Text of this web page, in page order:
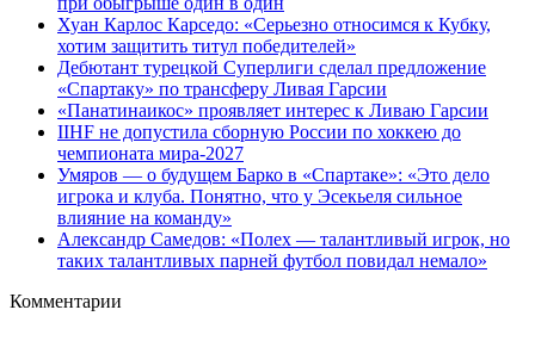
Хуан Карлос Карседо: «Серьезно относимся к Кубку,
хотим защитить титул победителей»
Дебютант турецкой Суперлиги сделал предложение
«Спартаку» по трансферу Ливая Гарсии
«Панатинаикос» проявляет интерес к Ливаю Гарсии
IIHF не допустила сборную России по хоккею до
чемпионата мира‑2027
Умяров — о будущем Барко в «Спартаке»: «Это дело
игрока и клуба. Понятно, что у Эсекьеля сильное
влияние на команду»
Александр Самедов: «Полех — талантливый игрок, но
таких талантливых парней футбол повидал немало»
Комментарии